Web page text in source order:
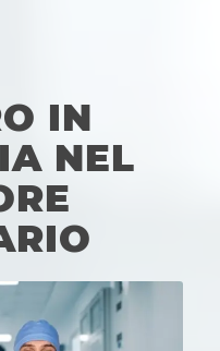
IN
NEL